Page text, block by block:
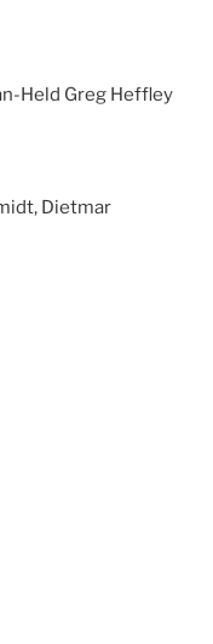
Held Greg Heffley
Dietmar